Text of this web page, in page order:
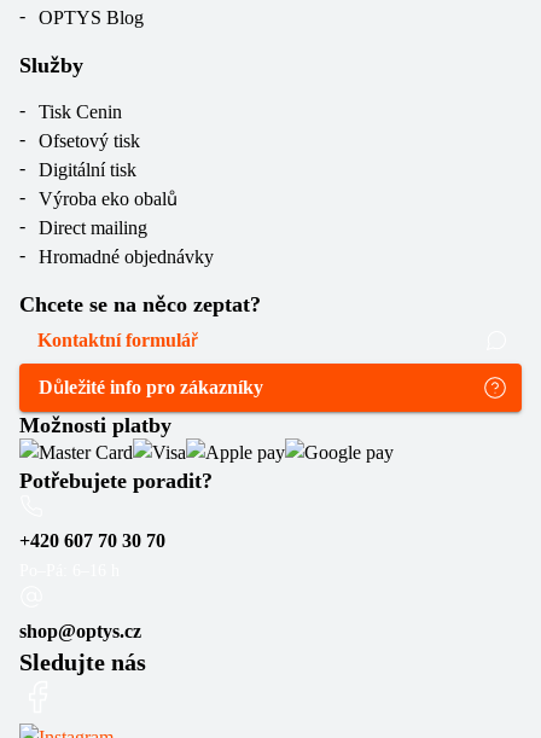
OPTYS Blog
Služby
Tisk Cenin
Ofsetový tisk
Digitální tisk
Výroba eko obalů
Direct mailing
Hromadné objednávky
Chcete se na něco zeptat?
Kontaktní formulář
Důležité info pro zákazníky
Možnosti platby
Potřebujete poradit?
+420 607 70 30 70
shop@optys.cz
Sledujte nás